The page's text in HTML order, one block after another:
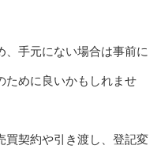
手元にない場合は事前に
ために良いかもしれませ
買契約や引き渡し、登記変